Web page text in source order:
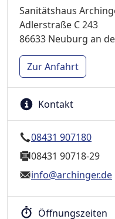
Sanitätshaus
Adlerstraße C 243
86633 Neuburg an
Zur Anfahrt
Kontakt
08431 907180
08431 90718-29
info@archinger.de
Öffnungszeiten